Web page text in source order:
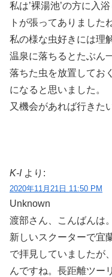
私は’裸湯池’の方に入
トが張ってありました
私の様な虫好きには理
温泉に落ちるとたぶん
落ちた虫を放置してお
になると思いました。
又機会があれば行きた
K-I より:
2020年11月21日 11:50 PM
Unknown
渡部さん、こんばんは。
新しいスクーターで宜
で拝見していましたが
んですね。長距離ツー